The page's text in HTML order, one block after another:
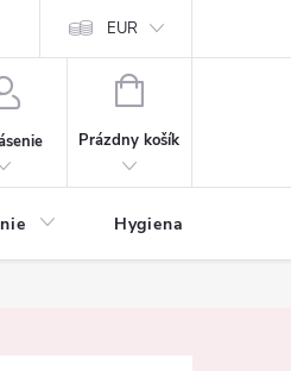
a reklamácia Ochrana osobných
EUR
NÁKUPNÝ
Prázdny košík
Hygiena